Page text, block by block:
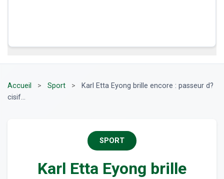
Accueil > Sport >
Karl Etta Eyong brille encore : passeur d?
cisif...
SPORT
Karl Etta Eyong brille